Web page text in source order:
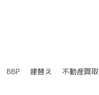
BBP 建替え
不動産買取